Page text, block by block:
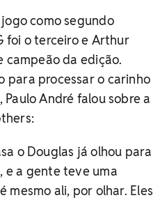
como segundo
foi o terceiro e Arthur
da edição.
para processar o carinho
André falou sobre a
o Douglas já olhou para
e a gente teve uma
ali, por olhar. Eles